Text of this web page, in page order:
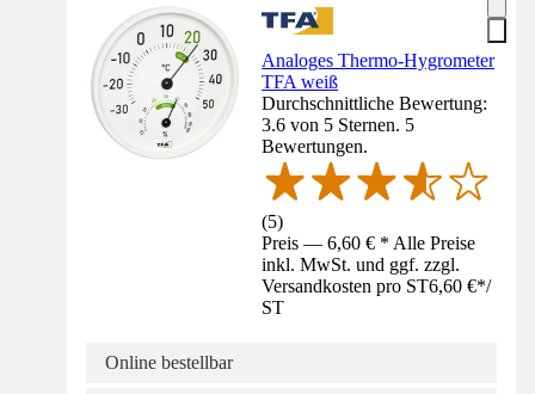
Analoges Thermo-Hygrometer
TFA weiß
Durchschnittliche Bewertung:
3.6 von 5 Sternen. 5
Bewertungen.
(5)
Preis — 6,60 € * Alle Preise
inkl. MwSt. und ggf. zzgl.
Versandkosten pro ST6,60 €*/
ST
Online bestellbar